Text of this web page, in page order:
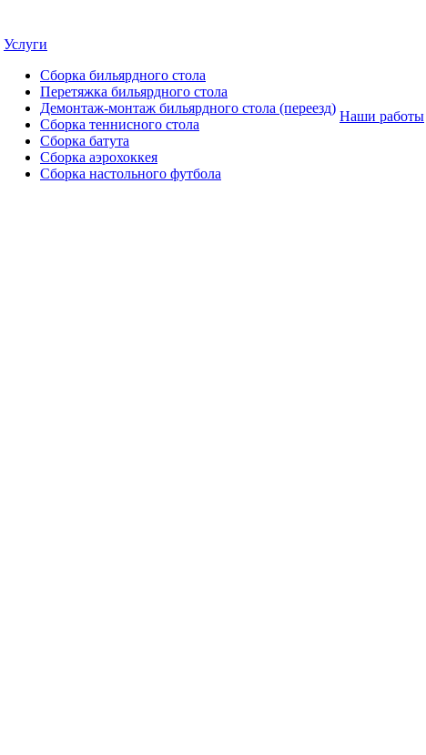
Услуги
Сборка бильярдного стола
Перетяжка бильярдного стола
Демонтаж-монтаж бильярдного стола (переезд)
Сборка теннисного стола
Сборка батута
Сборка аэрохоккея
Сборка настольного футбола
Наши работы